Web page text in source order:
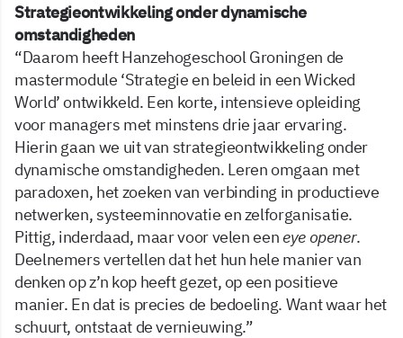
Strategieontwikkeling onder dynamische
omstandigheden
“Daarom heeft Hanzehogeschool Groningen de
mastermodule ‘Strategie en beleid in een Wicked
World’ ontwikkeld. Een korte, intensieve opleiding
voor managers met minstens drie jaar ervaring.
Hierin gaan we uit van strategieontwikkeling onder
dynamische omstandigheden. Leren omgaan met
paradoxen, het zoeken van verbinding in productieve
netwerken, systeeminnovatie en zelforganisatie.
Pittig, inderdaad, maar voor velen een eye opener.
Deelnemers vertellen dat het hun hele manier van
denken op z’n kop heeft gezet, op een positieve
manier. En dat is precies de bedoeling. Want waar het
schuurt, ontstaat de vernieuwing.”